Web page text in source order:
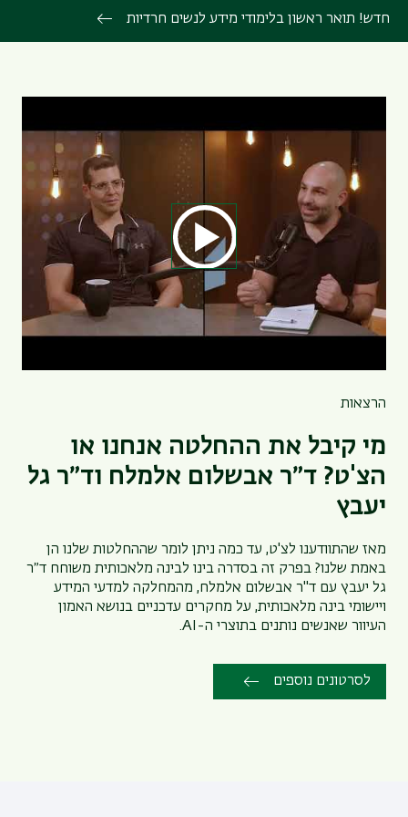
חדש! תואר ראשון בלימודי מידע לנשים חרדיות
הרצאות
מי קיבל את ההחלטה אנחנו או
הצ'ט? ד״ר אבשלום אלמלח וד״ר גל
יעבץ
מאז שהתוודענו לצ'ט, עד כמה ניתן לומר שההחלטות שלנו הן
באמת שלנו? בפרק זה בסדרה בינו לבינה מלאכותית משוחח ד״ר
גל יעבץ עם ד"ר אבשלום אלמלח, מהמחלקה למדעי המידע
ויישומי בינה מלאכותית, על מחקרים עדכניים בנושא האמון
העיוור שאנשים נותנים בתוצרי ה-AI.
לסרטונים נוספים